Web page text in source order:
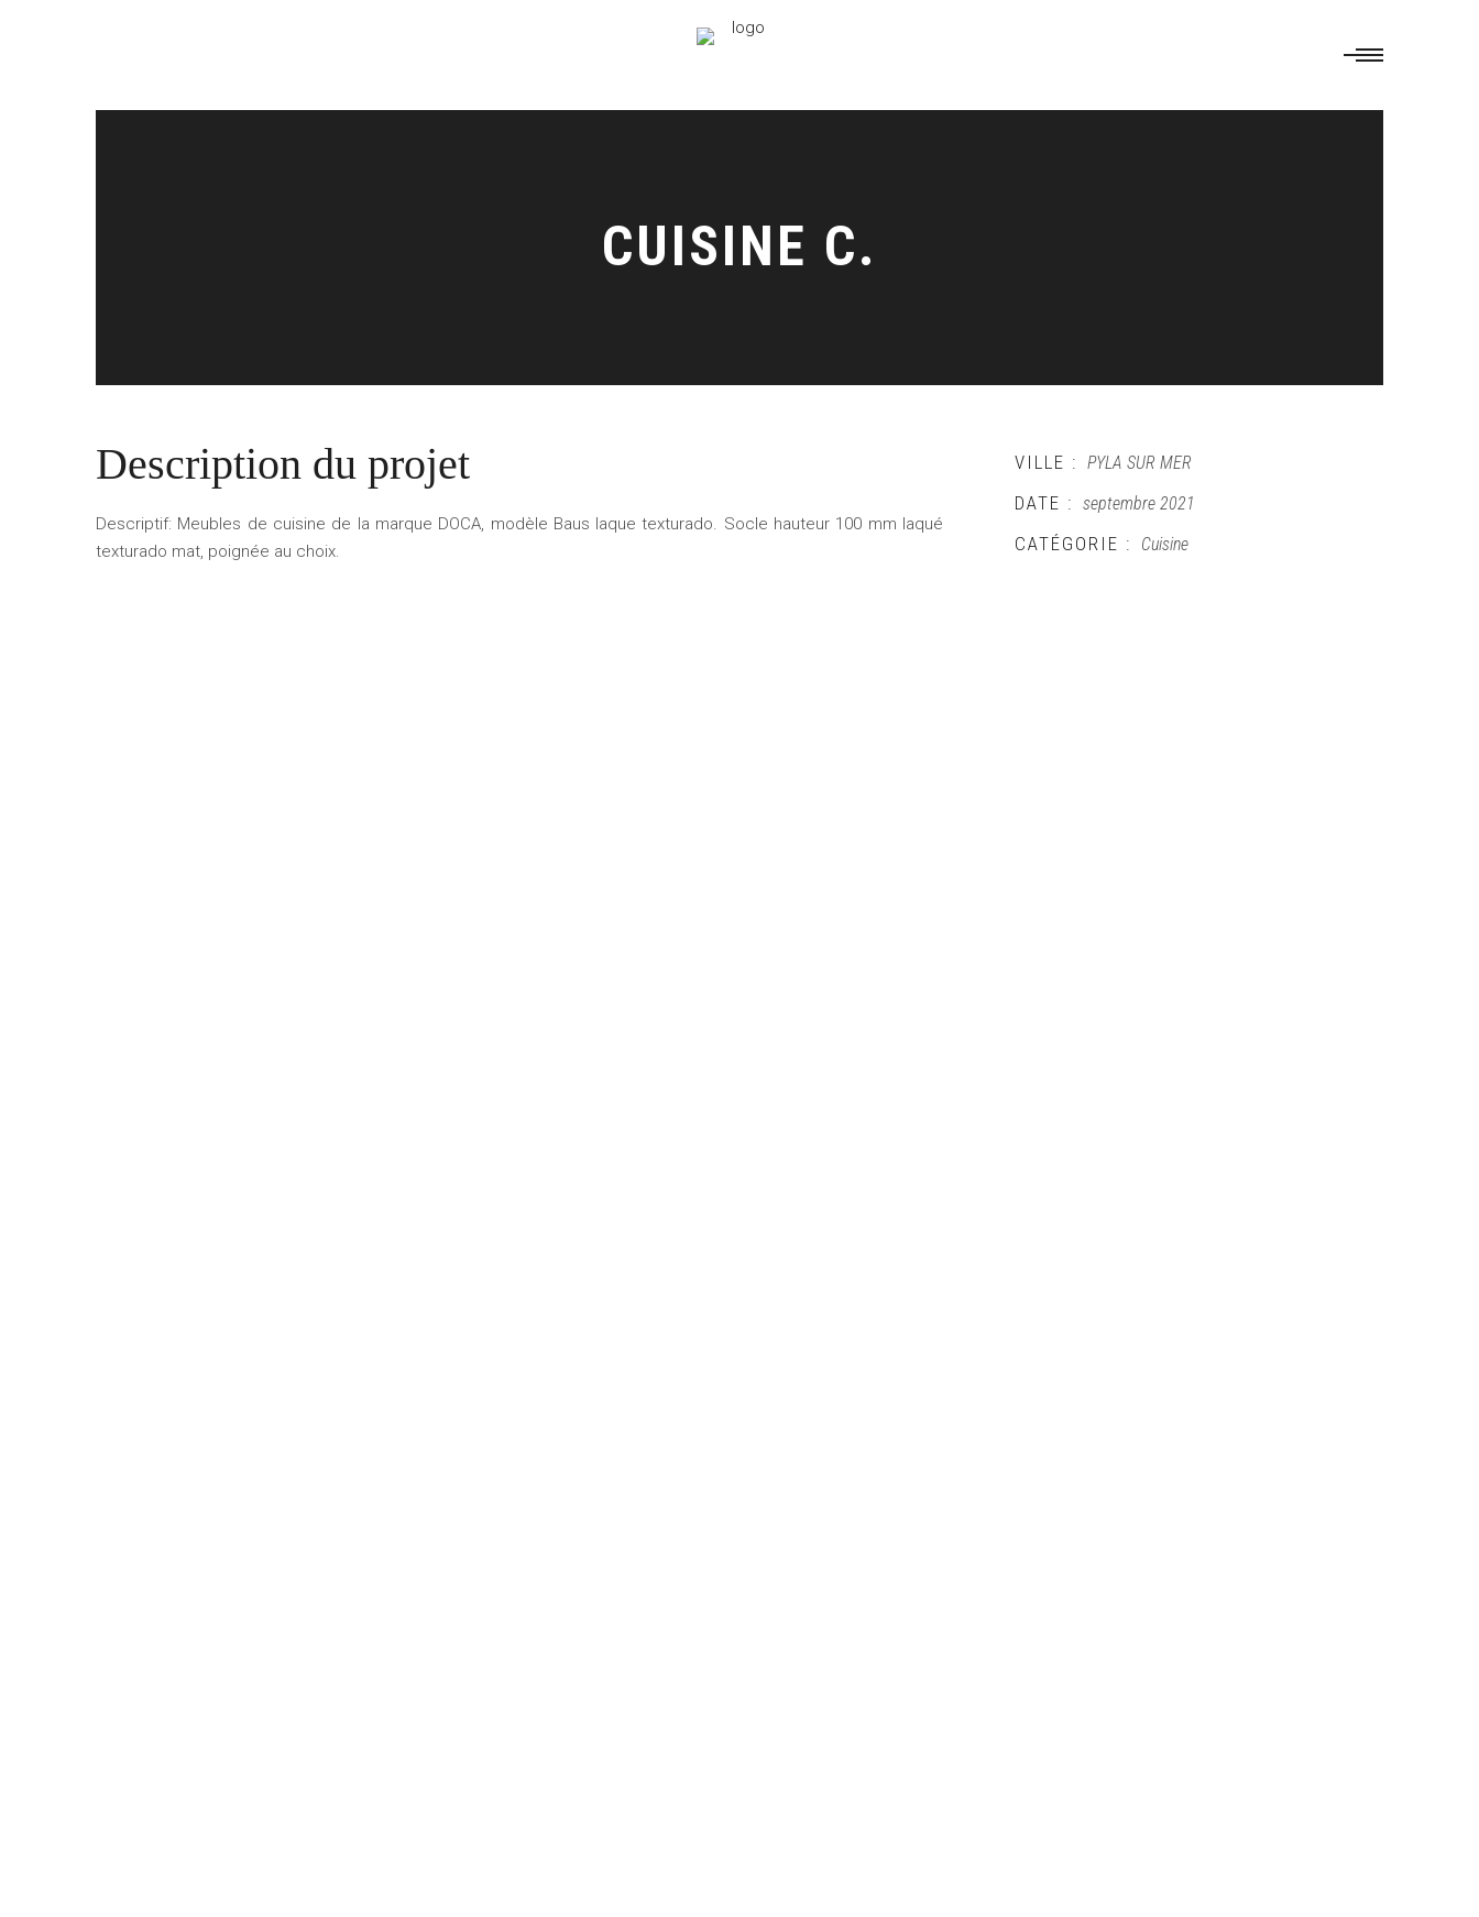
CUISINE C.
Description du projet
Descriptif: Meubles de cuisine de la marque DOCA, modèle Baus laque texturado. Socle hauteur 100 mm laqué
texturado mat, poignée au choix.
VILLE : PYLA SUR MER
DATE : septembre 2021
CATÉGORIE : Cuisine